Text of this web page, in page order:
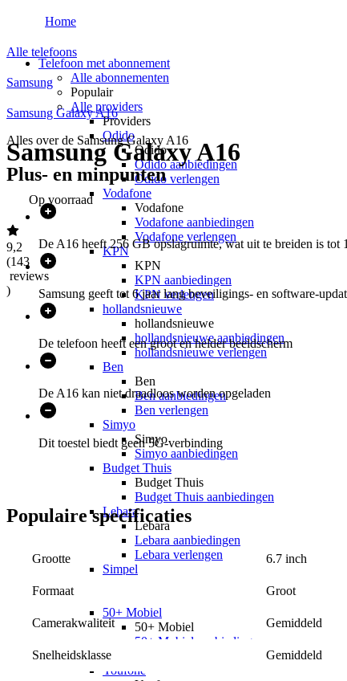
Telefoon met abonnement
Alle abonnementen
Populair
Alle providers
Providers
Odido
Odido
Odido aanbiedingen
Odido verlengen
Vodafone
Vodafone
Vodafone aanbiedingen
Vodafone verlengen
KPN
KPN
KPN aanbiedingen
KPN verlengen
hollandsnieuwe
hollandsnieuwe
hollandsnieuwe aanbiedingen
hollandsnieuwe verlengen
Ben
Ben
Ben aanbiedingen
Ben verlengen
Simyo
Simyo
Simyo aanbiedingen
Budget Thuis
Budget Thuis
Budget Thuis aanbiedingen
Lebara
Lebara
Lebara aanbiedingen
Lebara verlengen
Simpel
50+ Mobiel
50+ Mobiel
50+ Mobiel aanbiedingen
Youfone
Home
Alle telefoons
Samsung
Samsung Galaxy A16
Samsung Galaxy A16
Op voorraad
9,2
(143
reviews
)
Alles over de Samsung Galaxy A16
Plus- en minpunten
De A16 heeft 256 GB opslagruimte, wat uit te breiden is tot
Samsung geeft tot 6 jaar lang beveiligings- en software-
De telefoon heeft een groot en helder beeldscherm
De A16 kan niet draadloos worden opgeladen
Dit toestel biedt geen 5G-verbinding
Populairespecificaties
Grootte 6.7 inch
Formaat Groot
Camerakwaliteit Gemiddeld
Snelheidsklasse Gemiddeld